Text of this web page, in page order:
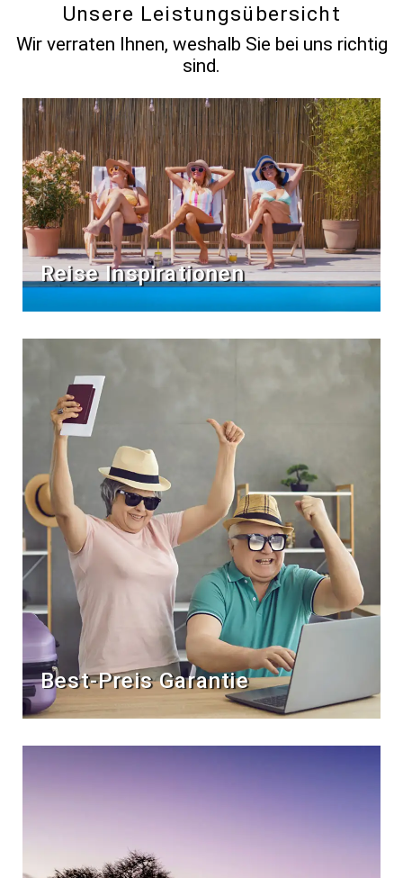
Unsere Leistungsübersicht
Wir verraten Ihnen, weshalb Sie bei uns richtig
sind.
Reise Inspirationen
Best-Preis Garantie